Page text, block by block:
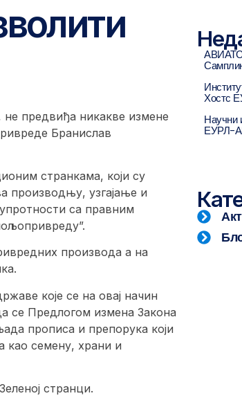
не предвиђа никакве измене
Бранислав
странкама, који су
производњу, узгајање и
са правним
производа а на
које се на овај начин
се Предлогом измена Закона
прописа и препорука који
као семену, храни и
странци.
Хостс
Научни
ЕУРЛ-